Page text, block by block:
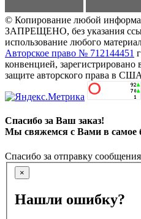
© Копирование любой
ЗАПРЕЩЕНО, без указания
использование любого
Авторское право № 712144451
конвенцией,
защите авторского права в
Спасибо за Ваш заказ!
Мы свяжемся с Вами в самое
Спасибо за отправку
×
Нашли ошибку?